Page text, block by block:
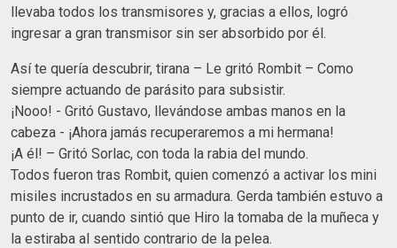
llevaba todos los transmisores y, gracias a ellos, logró
ingresar a gran transmisor sin ser absorbido por él.
Así te quería descubrir, tirana – Le gritó Rombit – Como
siempre actuando de parásito para subsistir.
¡Nooo! - Gritó Gustavo, llevándose ambas manos en la
cabeza - ¡Ahora jamás recuperaremos a mi hermana!
¡A él! – Gritó Sorlac, con toda la rabia del mundo.
Todos fueron tras Rombit, quien comenzó a activar los mini
misiles incrustados en su armadura. Gerda también estuvo a
punto de ir, cuando sintió que Hiro la tomaba de la muñeca y
la estiraba al sentido contrario de la pelea.